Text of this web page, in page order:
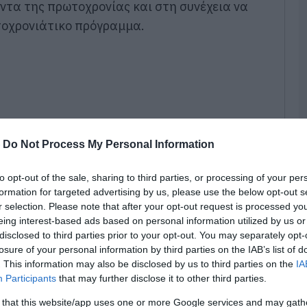
Do Not Process My Personal Information
opt-out of the sale, sharing to third parties, or processing of your
for targeted advertising by us, please use the below opt-out
selection. Please note that after your opt-out request is processed
interest-based ads based on personal information utilized by us
to third parties prior to your opt-out. You may separately
of your personal information by third parties on the IAB’s list of
This information may also be disclosed by us to third parties on the
Participants that may further disclose it to other third parties.
that this website/app uses one or more Google services and may
της πρωτοχρονίας και στη συνέχεια να
πρόγραμμα.
τα δώρα του στους μικρούς μας
και παραδοσιακά γλυκά για όλο τον